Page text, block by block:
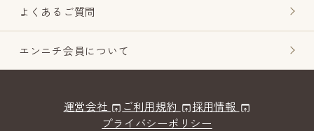
よくあるご質問
エンニチ会員について
運営会社 ご利用規約
採用情報
プライバシーポリシー